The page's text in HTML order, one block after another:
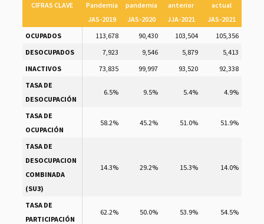
CIFRAS CLAVE
Pandemia
JAS-2019
pandemia
JAS-2020
anterior
JJA-2021
actual
JAS-2021
OCUPADOS
113,678 90,430 103,504
105,356
DESOCUPADOS
7,923 9,546 5,879
5,413
INACTIVOS
73,835 99,997 93,520
92,338
TASA DE
DESOCUPACIÓN
6.5% 9.5% 5.4% 4.9%
TASA DE
OCUPACIÓN
58.2% 45.2% 51.0% 51.9%
TASA DE
DESOCUPACION
COMBINADA
(SU3)
14.3% 29.2% 15.3% 14.0%
TASA DE
PARTICIPACIÓN
62.2% 50.0% 53.9% 54.5%